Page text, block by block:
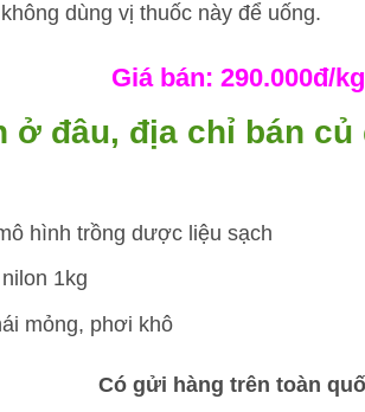
dùng vị thuốc này để uống.
Giá bán: 290.000đ/kg
ở đâu, địa chỉ bán củ
hình trồng dược liệu sạch
1kg
mỏng, phơi khô
Có gửi hàng trên toàn